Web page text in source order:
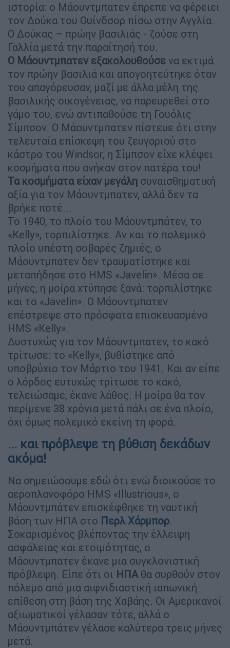
ιστορία: ο Μάουντμπατεν έπρεπε να φέρειει
τον Δούκα του Ουίνδσορ πίσω στην Αγγλία.
Ο Δούκας – πρώην βασιλιάς - ζούσε στη
Γαλλία μετά την παραίτησή του.
Ο Μάουντμπατεν εξακολουθούσε να εκτιμά
τον πρώην βασιλιά και απογοητεύτηκε όταν
του απαγόρευσαν, μαζί με άλλα μέλη της
βασιλικής οικογένειας, να παρευρεθεί στο
γάμο του, ενώ αντιπαθούσε τη Γουόλις
Σίμπσον. Ο Μάουντμπατεν πίστευε ότι στην
τελευταία επίσκεψη του ζευγαριού στο
κάστρο του Windsor, η Σίμπσον είχε κλέψει
κοσμήματα που ανήκαν στον πατέρα του!
Τα κοσμήματα είχαν μεγάλη συναισθηματική
αξία για τον Μάουντμπατεν, αλλά δεν τα
βρήκε ποτέ...
Το 1940, το πλοίο του Μάουντμπάτεν, το
«Kelly», τορπιλίστηκε. Αν και το πολεμικό
πλοίο υπέστη σοβαρές ζημιές, ο
Μάουντμπατεν δεν τραυματίστηκε και
μεταπήδησε στο HMS «Javelin». Μέσα σε
μήνες, η μοίρα χτύπησε ξανά: τορπιλίστηκε
και το «Javelin». Ο Μάουντμπατεν
επέστρεψε στο πρόσφατα επισκευασμένο
HMS «Kelly».
Δυστυχώς για τον Μάουντμπατεν, το κακό
τρίτωσε: το «Kelly», βυθίστηκε από
υποβρύχιο τον Μάρτιο του 1941. Και αν είπε
ο λόρδος ευτυχώς τρίτωσε το κακό,
τελειώσαμε, έκανε λάθος. Η μοίρα θα τον
περίμενε 38 χρόνια μετά πάλι σε ένα πλοίο,
όχι όμως πολεμικό εκείνη τη φορά.
... και πρόβλεψε τη βύθιση δεκάδων
ακόμα!
Να σημειώσουμε εδώ ότι ενώ διοικούσε το
αεροπλανοφόρο HMS «Illustrious», ο
Μάουντμπάτεν επισκέφθηκε τη ναυτική
βάση των ΗΠΑ στο Περλ Χάρμπορ.
Σοκαρισμένος βλέποντας την έλλειψη
ασφάλειας και ετοιμότητας, ο
Μάουντμπατεν έκανε μια συγκλονιστική
πρόβλεψη. Είπε ότι οι ΗΠΑ θα συρθούν στον
πόλεμο από μια αιφνιδιαστική ιαπωνική
επίθεση στη βάση της Χαβάης. Οι Αμερικανοί
αξιωματικοί γέλασαν τότε, αλλά ο
Μάουντμπάτεν γέλασε καλύτερα τρεις μήνες
μετά.